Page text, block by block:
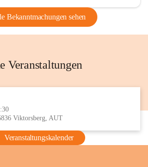
Bekanntmachungen sehen
Veranstaltungen
Viktorsberg, AUT
Veranstaltungskalender